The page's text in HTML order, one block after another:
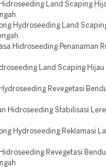
Land Scaping
Hydroseeding Land
Hidroseeding Penanaman
Land Scaping Hijau
Revegetasi
Hidroseeding Stabilisasi
Hydroseeding Reklamasi
Revegetasi